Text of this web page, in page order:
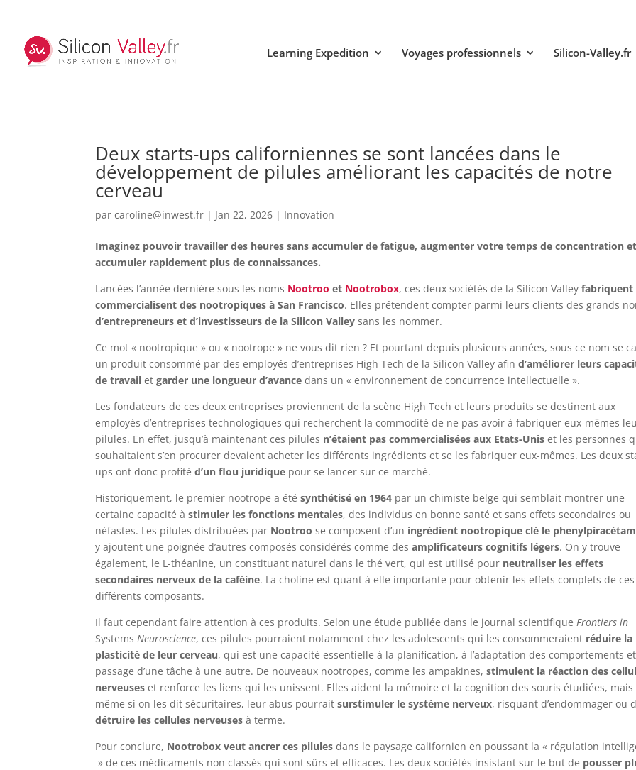
Learning Expedition Voyages professionnels Silicon-Valley.fr
Deux starts-ups californiennes se sont lancées dans le
développement de pilules améliorant les capacités de notre
cerveau
parcaroline@inwest.fr | Jan 22, 2026 | Innovation
Imaginez pouvoir travailler des heures sans accumuler de fatigue, augmenter votre temps de concentration et
accumuler rapidement plus de connaissances.
Lancées l’année dernière sous les noms Nootrooet Nootrobox, ces deux sociétés de la Silicon Valleyfabriquent
commercialisent des nootropiques à San Francisco. Elles prétendent compter parmi leurs clients des grands
d’entrepreneurs et d’investisseurs de la Silicon Valley sans les nommer.
Ce mot « nootropique » ou « nootrope » ne vous dit rien ? Et pourtant depuis plusieurs années, sous ce nom se
un produit consommé par des employés d’entreprises High Tech de la Silicon Valley afind’améliorer leurs
de travailetgarder une longueur d’avance dans un « environnement de concurrence intellectuelle ».
Les fondateurs de ces deux entreprises proviennent de la scène High Tech et leurs produits se destinent aux
employés d’entreprises technologiques qui recherchent la commodité de ne pas avoir à fabriquer eux-mêmes
pilules. En effet, jusqu’à maintenant ces pilules n’étaient pas commercialisées aux Etats-Unis et les personnes
souhaitaient s’en procurer devaient acheter les différents ingrédients et se les fabriquer eux-mêmes. Les deux
ups ont donc profitéd’un flou juridique pour se lancer sur ce marché.
Historiquement, le premier nootrope a étésynthétisé en 1964 par un chimiste belge qui semblait montrer une
certaine capacité àstimuler les fonctions mentales, des individus en bonne santé et sans effets secondaires ou
néfastes. Les pilules distribuées par Nootroo se composent d’un ingrédient nootropique clé le phenylpiracétam
y ajoutent une poignée d’autres composés considérés comme desamplificateurs cognitifs légers. On y trouve
également, le L-théanine, un constituant naturel dans le thé vert, qui est utilisé pour neutraliser les effets
secondaires nerveux de la caféine. La choline est quant à elle importante pour obtenir les effets complets de ces
différents composants.
Il faut cependant faire attention à ces produits. Selon une étude publiée dans le journal scientifiqueFrontiers in
SystemsNeuroscience, ces pilules pourraient notamment chez les adolescents qui les consommeraient réduire la
plasticité de leur cerveau, qui est une capacité essentielle à la planification, à l’adaptation des comportements
passage d’une tâche à une autre. De nouveaux nootropes, comme les ampakines,stimulent la réaction des
nerveuses et renforce les liens qui les unissent. Elles aident la mémoire et la cognition des souris étudiées, mais
même si on les dit sécuritaires, leur abus pourraitsurstimuler le système nerveux, risquant d’endommager ou
détruire les cellules nerveuses à terme.
Pour conclure, Nootrobox veut ancrer ces pilules dans le paysage californien en poussant la « régulation
» de ces médicaments non classés qui sont sûrs et efficaces. Les deux sociétés insistant sur le but de pousser